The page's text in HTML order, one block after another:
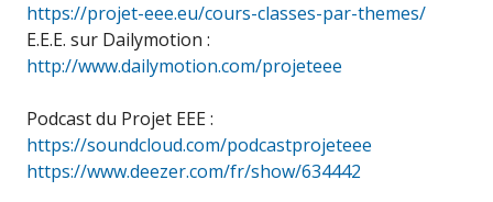
https://projet-eee.eu/cours-classes-par-themes/
E.E.E. sur Dailymotion :
http://www.dailymotion.com/projeteee
Podcast du Projet EEE :
https://soundcloud.com/podcastprojeteee
https://www.deezer.com/fr/show/634442